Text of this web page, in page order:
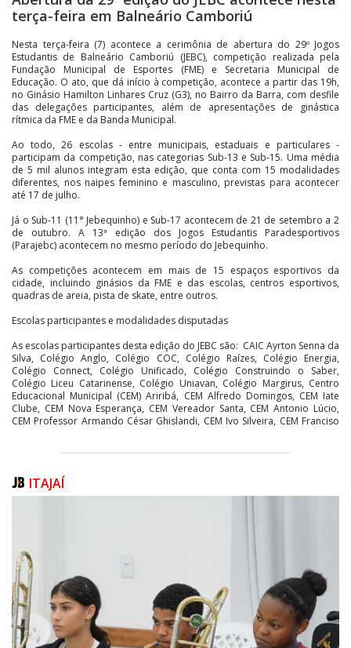
terça-feira em Balneário Camboriú
Nesta terça-feira (7) acontece a cerimônia de abertura do 29º Jogos
Estudantis de Balneário Camboriú (JEBC), competição realizada pela
Fundação Municipal de Esportes (FME) e Secretaria Municipal de
Educação. O ato, que dá início à competição, acontece a partir das 19h,
no Ginásio Hamilton Linhares Cruz (G3), no Bairro da Barra, com desfile
das delegações participantes, além de apresentações de ginástica
rítmica da FME e da Banda Municipal.
Ao todo, 26 escolas - entre municipais, estaduais e particulares -
participam da competição, nas categorias Sub-13 e Sub-15. Uma média
de 5 mil alunos integram esta edição, que conta com 15 modalidades
diferentes, nos naipes feminino e masculino, previstas para acontecer
até 17 de julho.
Já o Sub-11 (11° Jebequinho) e Sub-17 acontecem de 21 de setembro a 2
de outubro. A 13ª edição dos Jogos Estudantis Paradesportivos
(Parajebc) acontecem no mesmo período do Jebequinho.
As competições acontecem em mais de 15 espaços esportivos da
cidade, incluindo ginásios da FME e das escolas, centros esportivos,
quadras de areia, pista de skate, entre outros.
Escolas participantes e modalidades disputadas
As escolas participantes desta edição do JEBC são: CAIC Ayrton Senna da
Silva, Colégio Anglo, Colégio COC, Colégio Raízes, Colégio Energia,
Colégio Connect, Colégio Unificado, Colégio Construindo o Saber,
Colégio Liceu Catarinense, Colégio Uniavan, Colégio Margirus, Centro
Educacional Municipal (CEM) Ariribá, CEM Alfredo Domingos, CEM Iate
Clube, CEM Nova Esperança, CEM Vereador Santa, CEM Antonio Lúcio,
CEM Professor Armando César Ghislandi, CEM Ivo Silveira, CEM Franciso
Serão disputadas as seguintes modalidades: atletismo, basquetebol,
futebol, futsal, ginástica artística, ginástica rítmica, handebol, jiu-jitsu,
ITAJAÍ